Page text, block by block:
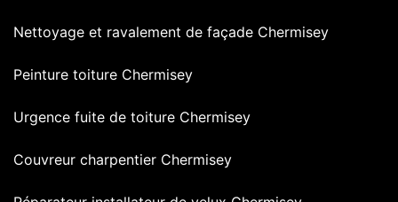
Nettoyage et ravalement de façade Chermisey
Peinture toiture Chermisey
Urgence fuite de toiture Chermisey
Couvreur charpentier Chermisey